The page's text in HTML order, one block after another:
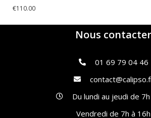
€110.00
Nous contacter
01 69 79 04 46
Du lundi au jeudi de
Vendredi de 7h à 16h